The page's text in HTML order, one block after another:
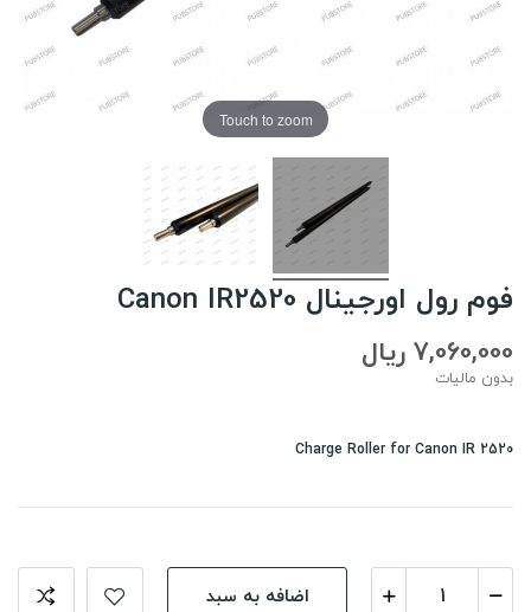
Touch to zoom
فوم رول اورجینال Canon IR2520
7,060,000 ریال
بدون مالیات
Charge Roller for Canon IR 2520
اضافه به سبد